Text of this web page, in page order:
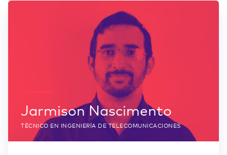
Jarmison Nascimento
TÉCNICO EN INGENIERÍA DE TELECOMUNICACIONES